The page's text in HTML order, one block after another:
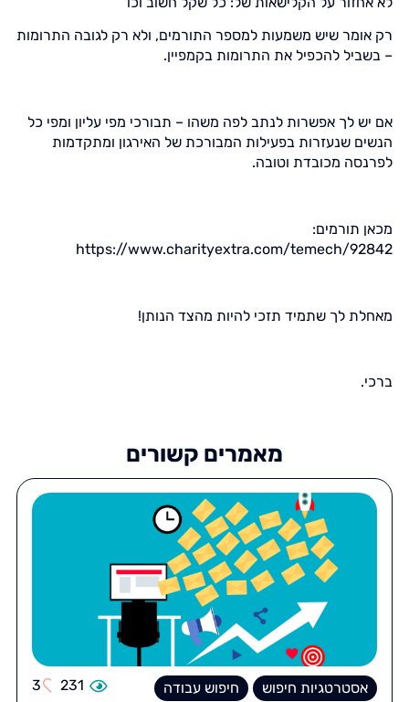
רק אומר שיש משמעות למספר התורמים, ולא רק לגובה התרומות
– בשביל להכפיל את התרומות בקמפיין.
אם יש לך אפשרות לנתב לפה משהו – תבורכי מפי עליון ומפי כל
הנשים שנעזרות בפעילות המבורכת של האירגון ומתקדמות
לפרנסה מכובדת וטובה.
מכאן תורמים:
https://www.charityextra.com/temech/92842
מאחלת לך שתמיד תזכי להיות מהצד הנותן!
ברכי.
מאמרים קשורים
אסטרטגיות חיפוש
חיפוש עבודה
231
3